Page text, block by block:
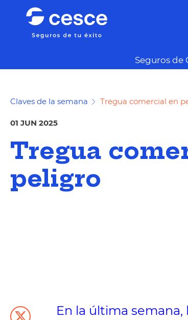
Seguros de
Claves de la semana Tregua comercial en
01 JUN 2025
Tregua
peligro
En la última